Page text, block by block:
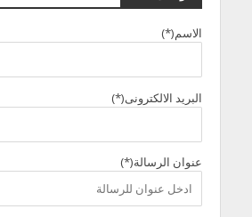
الاسم(*)
البريد الالكترونى(*)
عنوان الرسالة(*)